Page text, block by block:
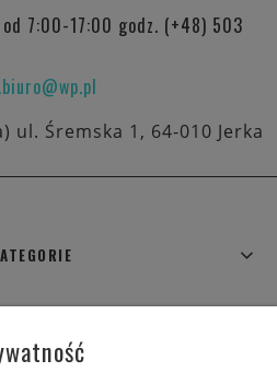
od 7:00-17:00 godz. (+48) 503
ul. Śremska 1, 64-010 Jerka